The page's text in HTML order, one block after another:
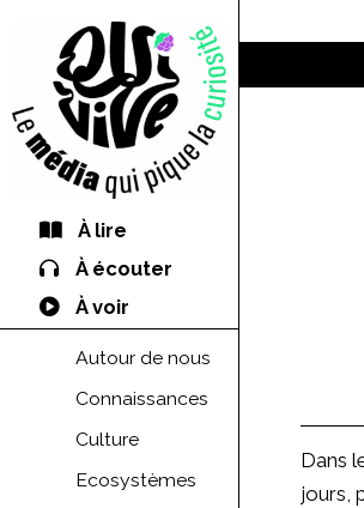
À lire
À écouter
À voir
Autour de nous
Connaissances
Culture
Ecosystèmes
Dans
jours,